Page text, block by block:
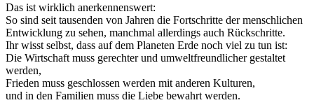
Das ist wirklich anerkennenswert:
So sind seit tausenden von Jahren die Fortschritte der menschlichen
Entwicklung zu sehen, manchmal allerdings auch Rückschritte.
Ihr wisst selbst, dass auf dem Planeten Erde noch viel zu tun ist:
Die Wirtschaft muss gerechter und umweltfreundlicher gestaltet
werden,
Frieden muss geschlossen werden mit anderen Kulturen,
und in den Familien muss die Liebe bewahrt werden.